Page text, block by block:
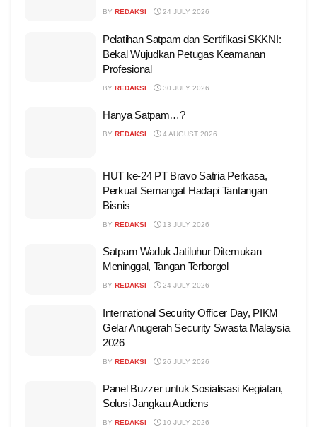
BY REDAKSI 24 JULY 2026
Pelatihan Satpam dan Sertifikasi SKKNI:
Bekal Wujudkan Petugas Keamanan
Profesional
BY REDAKSI 30 JULY 2026
Hanya Satpam…?
BY REDAKSI 4 AUGUST 2026
HUT ke-24 PT Bravo Satria Perkasa,
Perkuat Semangat Hadapi Tantangan
Bisnis
BY REDAKSI 13 JULY 2026
Satpam Waduk Jatiluhur Ditemukan
Meninggal, Tangan Terborgol
BY REDAKSI 24 JULY 2026
International Security Officer Day, PIKM
Gelar Anugerah Security Swasta Malaysia
2026
BY REDAKSI 26 JULY 2026
Panel Buzzer untuk Sosialisasi Kegiatan,
Solusi Jangkau Audiens
BY REDAKSI 10 JULY 2026